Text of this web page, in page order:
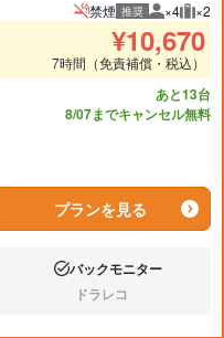
禁煙 推奨 推奨人数
×4 推奨
×2
¥10,670
7時間（免責補償・税込）
あと13台
8/07までキャンセル無料
プランを見る
あり:バックモニター
なし:ドラレコ